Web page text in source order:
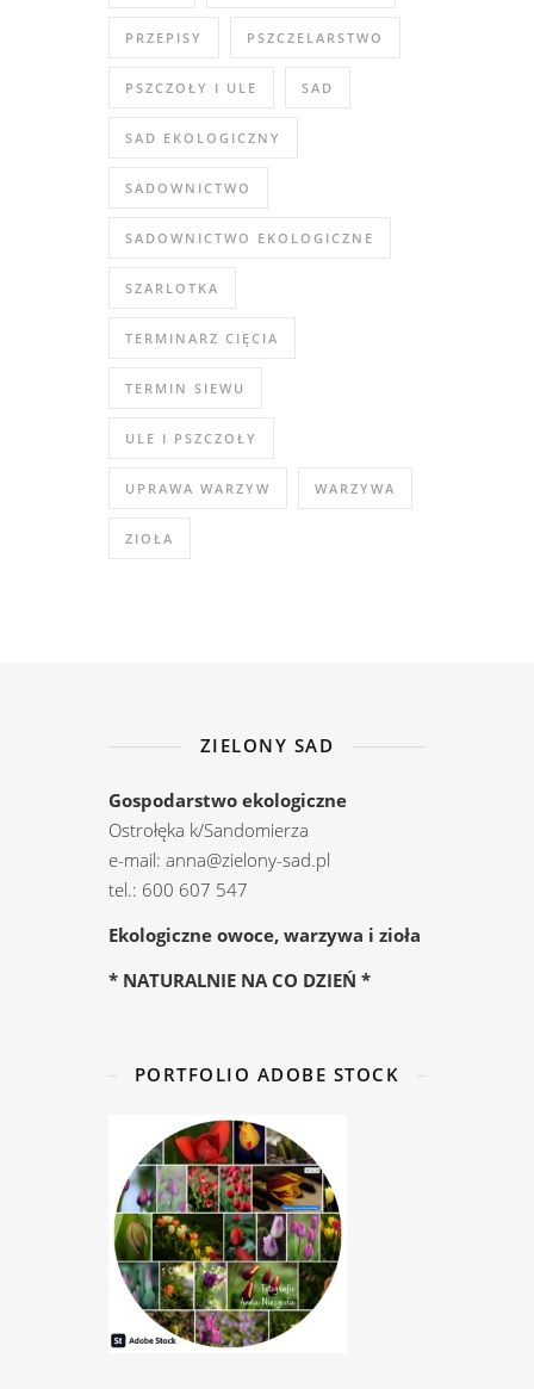
PRZEPISY PSZCZELARSTWO
PSZCZOŁY I ULE SAD
SAD EKOLOGICZNY
SADOWNICTWO
SADOWNICTWO EKOLOGICZNE
SZARLOTKA
TERMINARZ CIĘCIA
TERMIN SIEWU
ULE I PSZCZOŁY
UPRAWA WARZYW WARZYWA
ZIOŁA
ZIELONY SAD
Gospodarstwo ekologiczne
Ostrołęka k/Sandomierza
e-mail: anna@zielony-sad.pl
tel.: 600 607 547
Ekologiczne owoce, warzywa i zioła
* NATURALNIE NA CO DZIEŃ *
PORTFOLIO ADOBE STOCK